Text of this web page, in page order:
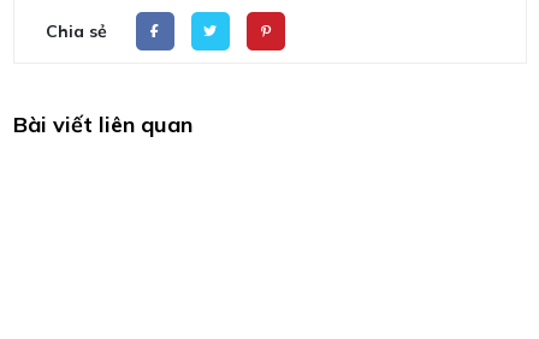
Chia sẻ
Bài viết liên quan